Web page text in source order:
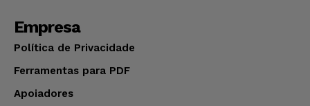
Empresa
Política de Privacidade
Ferramentas para PDF
Apoiadores